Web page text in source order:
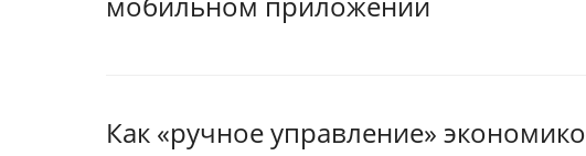
Как «ручное управление»